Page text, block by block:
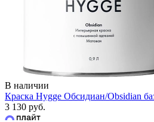
В наличии
Краска Hygge Обсидиан/Obsidian
3 130 руб.